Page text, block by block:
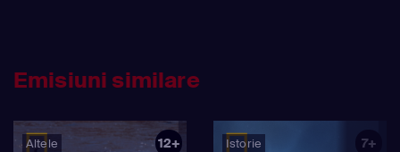
Emisiuni similare
Altele
12+
Istorie
7+